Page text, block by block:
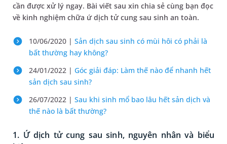
cần được xử lý ngay. Bài viết sau xin chia sẻ cùng bạn đọc
về kinh nghiệm chữa ứ dịch tử cung sau sinh an toàn.
10/06/2020 | Sản dịch sau sinh có mùi hôi có phải là
bất thường hay không?
24/01/2022 | Góc giải đáp: Làm thế nào để nhanh hết
sản dịch sau sinh?
26/07/2022 | Sau khi sinh mổ bao lâu hết sản dịch và
thế nào là bất thường?
1. Ứ dịch tử cung sau sinh, nguyên nhân và biểu